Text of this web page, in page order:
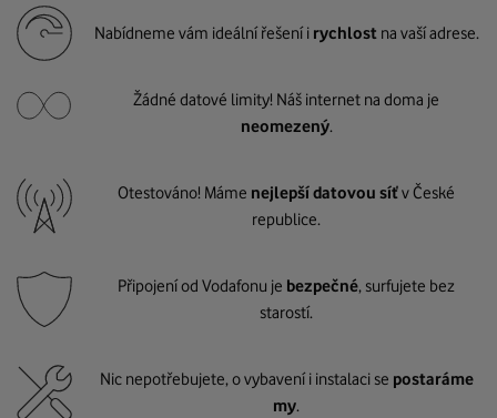
Nabídneme vám ideální řešení i rychlost na vaší adrese.
Žádné datové limity! Náš internet na doma je
neomezený.
Otestováno! Máme nejlepší datovou síťv České
republice.
Připojení od Vodafonu je bezpečné, surfujete bez
starostí.
Nic nepotřebujete, o vybavení i instalaci se postaráme
my.